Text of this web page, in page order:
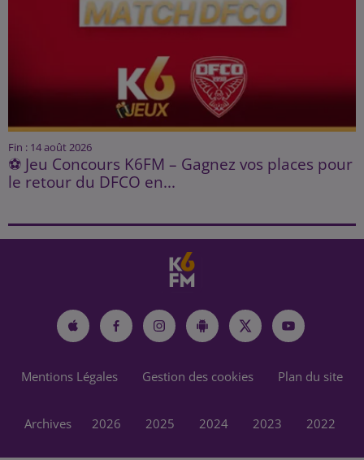
Fin : 14 août 2026
⚽ Jeu Concours K6FM – Gagnez vos places pour
le retour du DFCO en...
Mentions Légales Gestion des cookies Plan du site
Archives 2026 2025 2024 2023 2022